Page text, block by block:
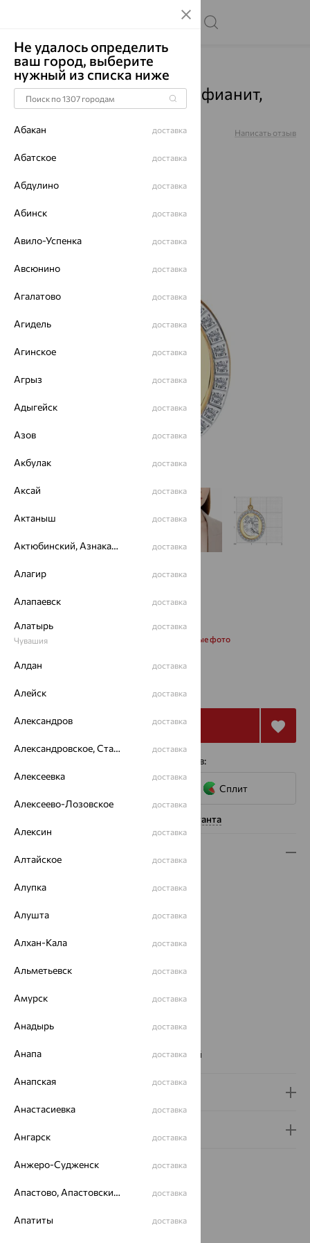
Главная Каталог Подвески
Подвеска "Рак", золото, фианит,
033540
Артикул: Написать отзыв
Запросить дополнительные фото
от 20 658 57 384
Купить
с помощью сервисов:
Сплит
Нужна помощь консультанта
Вес:1.64 — 1.71
Металл:
Проба:585
Вставка:Фианит
Бренд:
Цвет вставки:
Наименование цвета вставки:
Бесцветный
Похожие изделия
Не удалось определить
ваш город, выберите
нужный из списка ниже
Абакан доставка
Абатское доставка
Абдулино доставка
Абинск доставка
Авило-Успенка доставка
Авсюнино доставка
Агалатово доставка
Агидель доставка
Агинское доставка
Агрыз доставка
Адыгейск доставка
Азов доставка
Акбулак доставка
Аксай доставка
Актаныш доставка
Актюбинский, Азнакаевский район доставка
Алагир доставка
Алапаевск доставка
Алатырь
Чувашия
доставка
Алдан доставка
Алейск доставка
Александров доставка
Александровское, Ставропольский край доставка
Алексеевка доставка
Алексеево-Лозовское доставка
Алексин доставка
Алтайское доставка
Алупка доставка
Алушта доставка
Алхан-Кала доставка
Альметьевск доставка
Амурск доставка
Анадырь доставка
Анапа доставка
Анапская доставка
Анастасиевка доставка
Ангарск доставка
Анжеро-Судженск доставка
Апастово, Апастовский район доставка
Апатиты доставка